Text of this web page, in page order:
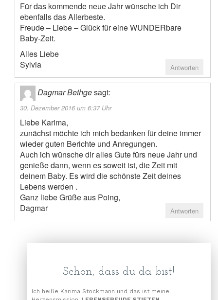
Für das kommende neue Jahr wünsche ich Dir
ebenfalls das Allerbeste.
Freude – Liebe – Glück für eine WUNDERbare
Baby-Zeit.
Alles Liebe
Sylvia
Antworten
Dagmar Bethgesagt:
30. Dezember 2016 um 6:37 Uhr
Liebe Karima,
zunächst möchte ich mich bedanken für deine immer
wieder guten Berichte und Anregungen.
Auch ich wünsche dir alles Gute fürs neue Jahr und
genieße dann, wenn es soweit ist, die Zeit mit
deinem Baby. Es wird die schönste Zeit deines
Lebens werden .
Ganz liebe Grüße aus Poing,
Dagmar
Antworten
Schön, dass du da bist!
Ich heiße Karima Stockmann und das ist meine